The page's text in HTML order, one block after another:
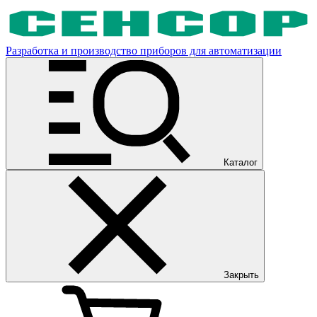
Разработка и производство приборов для автоматизации
Каталог
Закрыть